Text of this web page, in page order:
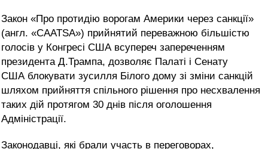
Закон «Про протидію ворогам Америки через санкції»
(англ. «CAATSA») прийнятий переважною більшістю
голосів у Конгресі США всупереч запереченням
президента Д.Трампа, дозволяє Палаті і Сенату
США блокувати зусилля Білого дому зі зміни санкцій
шляхом прийняття спільного рішення про несхвалення
таких дій протягом 30 днів після оголошення
Адміністрації.
Законодавці, які брали участь в переговорах,